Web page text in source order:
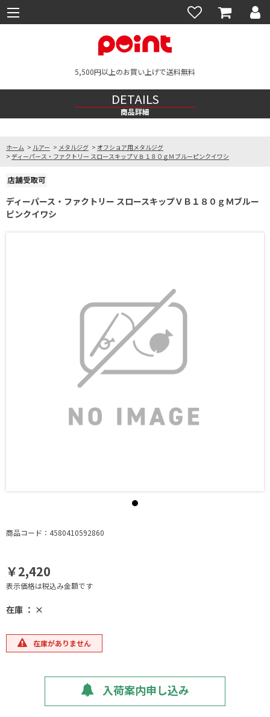
5,500円以上のお買い上げで送料無料
DETAILS
商品詳細
ホーム > ルアー > メタルジグ > オフショア用メタルジグ
> ディーパース・ファクトリー スロースキップＶＢ１８０ｇＭブルーピンクイワシ
ディーパース・ファクトリー スロースキップＶＢ１８０ｇＭブルー
ピンクイワシ
商品コード：4580410592860
￥2,420
表示価格は税込み金額です
在庫 ： ×
在庫がありません
入荷案内申し込み